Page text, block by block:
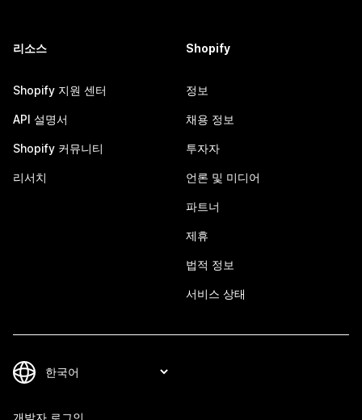
리소스
Shopify 지원 센터
API 설명서
Shopify 커뮤니티
리서치
Shopify
정보
채용 정보
투자자
언론 및 미디어
파트너
제휴
법적 정보
서비스 상태
개발자 로그인